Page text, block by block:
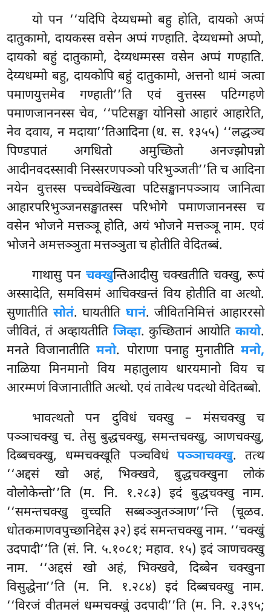
यो पन ‘‘यदिपि देय्यधम्मो बहु होति, दायको अप्पं
दातुकामो, दायकस्स वसेन अप्पं गण्हाति. देय्यधम्मो अप्पो,
दायको बहुं दातुकामो, देय्यधम्मस्स वसेन अप्पं गण्हाति.
देय्यधम्मो बहु, दायकोपि बहुं दातुकामो, अत्तनो थामं ञत्वा
पमाणयुत्तमेव गण्हाती’’ति एवं वुत्तस्स पटिग्गहणे
पमाणजाननस्स चेव, ‘‘पटिसङ्खा योनिसो आहारं आहारेति,
नेव दवाय, न मदाया’’तिआदिना (ध. स. १३५५) ‘‘लद्धञ्च
पिण्डपातं अगधितो अमुच्छितो अनज्झोपन्नो
आदीनवदस्सावी निस्सरणपञ्ञो परिभुञ्जती’’ति च आदिना
नयेन वुत्तस्स पच्चवेक्खित्वा पटिसङ्खानपञ्ञाय जानित्वा
आहारपरिभुञ्जनसङ्खातस्स परिभोगे पमाणजाननस्स च
वसेन भोजने मत्तञ्ञू होति, अयं भोजने मत्तञ्ञू नाम. एवं
भोजने अमत्तञ्ञुता मत्तञ्ञुता च होतीति वेदितब्बं.
गाथासु पन चक्खुन्तिआदीसु चक्खतीति चक्खु, रूपं
अस्सादेति, समविसमं आचिक्खन्तं विय होतीति वा अत्थो.
सुणातीति सोतं. घायतीति घानं. जीवितनिमित्तं आहाररसो
जीवितं, तं अव्हायतीति जिव्हा. कुच्छितानं आयोति कायो.
मनते विजानातीतिमनो. पोराणा पनाहु मुनातीति मनो,
नाळिया मिनमानो विय महातुलाय धारयमानो विय च
आरम्मणं विजानातीति अत्थो. एवं तावेत्थ पदत्थो वेदितब्बो.
भावत्थतो पन दुविधं चक्खु – मंसचक्खु च
पञ्ञाचक्खु च. तेसु बुद्धचक्खु, समन्तचक्खु, ञाणचक्खु,
दिब्बचक्खु, धम्मचक्खूति पञ्चविधं पञ्ञाचक्खु. तत्थ
‘‘अद्दसं खो अहं, भिक्खवे, बुद्धचक्खुना लोकं
वोलोकेन्तो’’ति (म. नि. १.२८३) इदं बुद्धचक्खु नाम.
‘‘समन्तचक्खु वुच्चति सब्बञ्ञुतञ्ञाण’’न्ति (चूळव.
धोतकमाणवपुच्छानिद्देस ३२) इदं समन्तचक्खु नाम. ‘‘चक्खुं
उदपादी’’ति (सं. नि. ५.१०८१; महाव. १५) इदं ञाणचक्खु
नाम. ‘‘अद्दसं खो अहं, भिक्खवे, दिब्बेन चक्खुना
विसुद्धेना’’ति (म. नि. १.२८४) इदं दिब्बचक्खु नाम.
‘‘विरजं वीतमलं धम्मचक्खुं उदपादी’’ति (म. नि. २.३९५;